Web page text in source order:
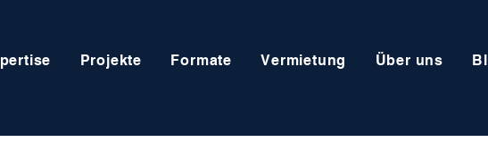
Projekte Formate Vermietung Über uns